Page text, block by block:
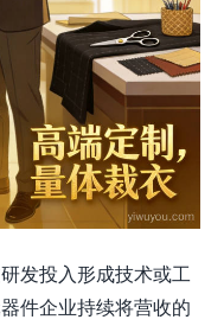
发投入形成技术或工
件企业持续将营收的